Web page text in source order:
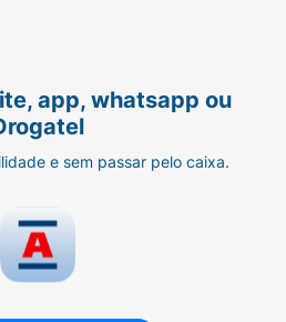
app, whatsapp ou
e sem passar pelo caixa.